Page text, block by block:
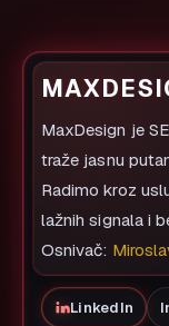
MaxDesign je
traže jasnu
Radimo kroz
lažnih signala i
Osnivač:
LinkedIn